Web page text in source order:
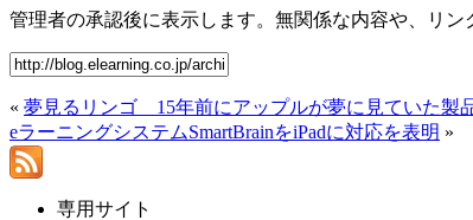
管理者の承認後に表示します。無関係な内容や、リン
« 夢見るリンゴ 15年前にアップルが夢に見ていた製
eラーニングシステムSmartBrainをiPadに対応を表明 »
専用サイト